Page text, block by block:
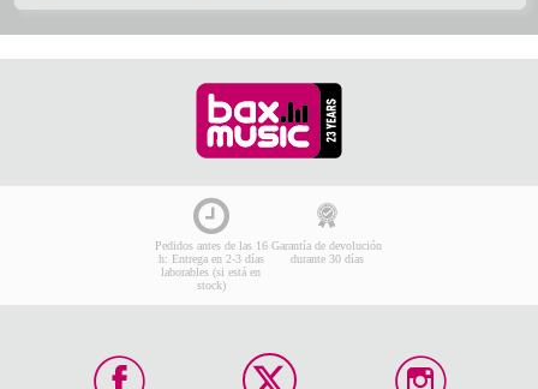
Pedidos antes de las 16
h: Entrega en 2-3 días
laborables (si está en
stock)
Garantía de devolución
durante 30 días